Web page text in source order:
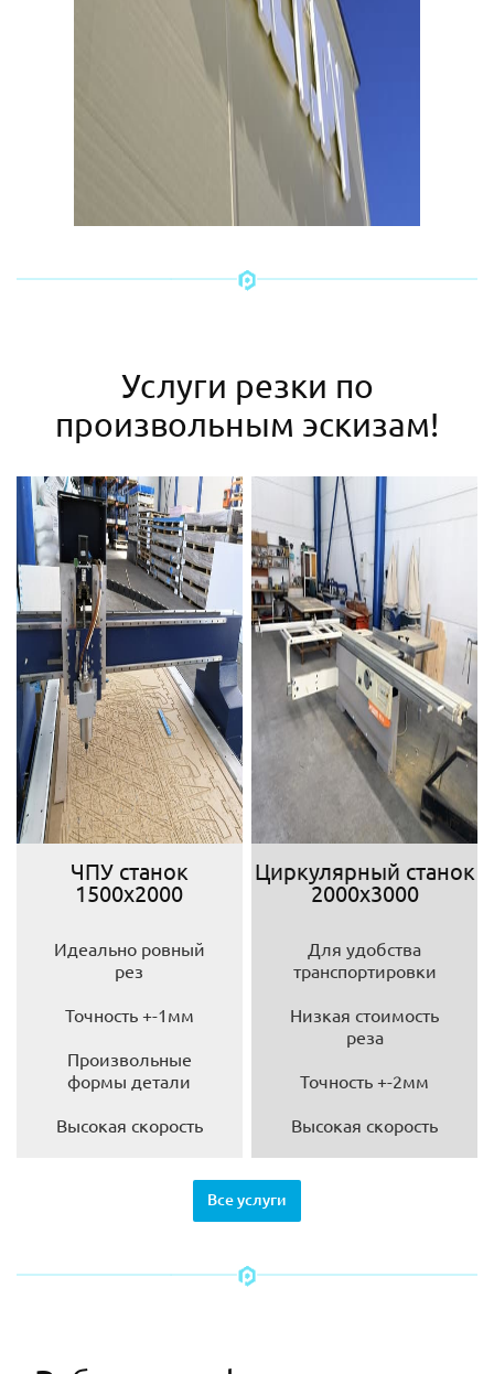
Услуги резки по
произвольным эскизам!
ЧПУ станок
1500х2000
Идеально ровный
рез
Точность +-1мм
Произвольные
формы детали
Высокая скорость
Циркулярный станок
2000х3000
Для удобства
транспортировки
Низкая стоимость
реза
Точность +-2мм
Высокая скорость
Все услуги